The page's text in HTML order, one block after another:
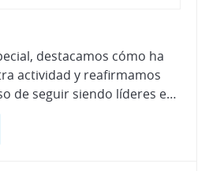
destacamos cómo ha
actividad y reafirmamos
nuestro compromiso de seguir siendo líderes en investigación y desarrollo, contribuyendo al progreso y a la seguridad en el sector de la posventa del automóvil.